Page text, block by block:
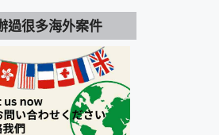
過很多海外案件